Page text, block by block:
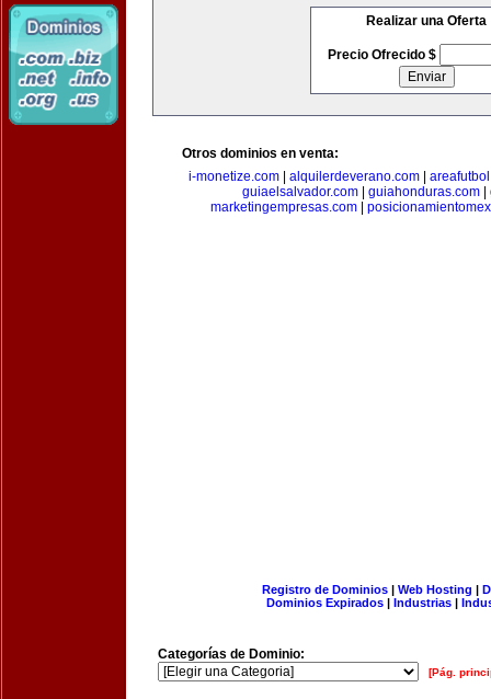
Realizar una Oferta
Precio Ofrecido $
Otros dominios en venta:
i-monetize.com
alquilerdeverano.com
guiaelsalvador.com| guiahonduras.com|
marketingempresas.com
Registro de Dominios| Web Hosting |
Dominios Expirados | Industrias |
Categorías de Dominio:
[Pág.